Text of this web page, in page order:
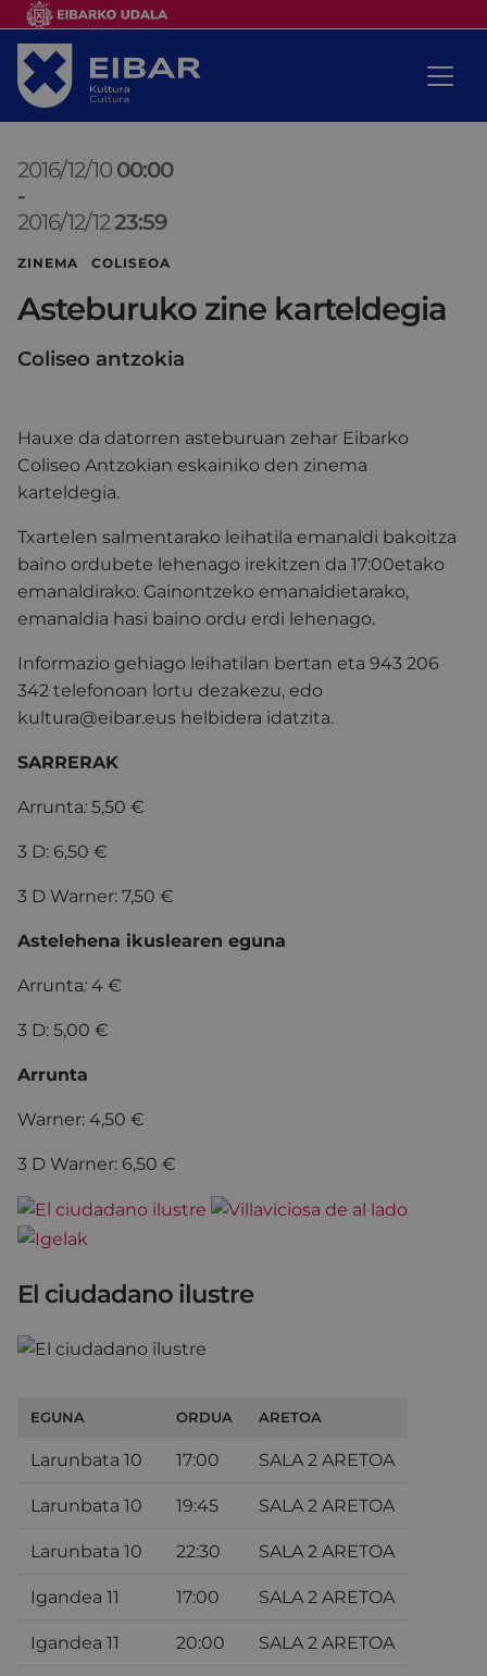
2016/12/10 00:00
-
2016/12/1223:59
ZINEMA COLISEOA
Asteburuko zine karteldegia
Coliseo antzokia
Hauxe da datorren asteburuan zehar Eibarko
Coliseo Antzokian eskainiko den zinema
karteldegia.
Txartelen salmentarako leihatila emanaldi bakoitza
baino ordubete lehenago irekitzen da 17:00etako
emanaldirako. Gainontzeko emanaldietarako,
emanaldia hasi baino ordu erdi lehenago.
Informazio gehiago leihatilan bertan eta 943 206
342 telefonoan lortu dezakezu, edo
kultura@eibar.eus helbidera idatzita.
SARRERAK
Arrunta: 5,50 €
3 D: 6,50 €
3 D Warner: 7,50 €
Astelehena ikuslearen eguna
Arrunta: 4 €
3 D: 5,00 €
Arrunta
Warner: 4,50 €
3 D Warner: 6,50 €
El ciudadano ilustre
EGUNA ORDUA ARETOA
Larunbata 10 17:00 SALA 2 ARETOA
Larunbata 10 19:45 SALA 2 ARETOA
Larunbata 10 22:30 SALA 2 ARETOA
Igandea 11 17:00 SALA 2 ARETOA
Igandea 11 20:00 SALA 2 ARETOA